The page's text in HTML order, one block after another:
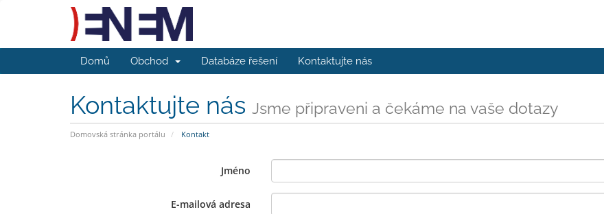
Domů Obchod Databáze řešení Kontaktujte nás
Kontaktujte nás Jsme připraveni a čekáme na vaše dotazy
Domovská stránka portálu Kontakt
Jméno
E-mailová adresa